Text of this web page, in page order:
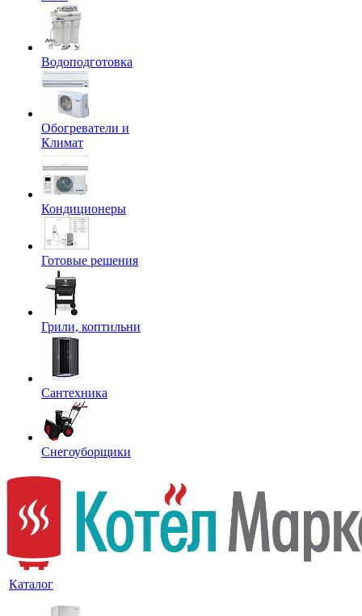
Водоподготовка
Обогреватели и
Климат
Кондиционеры
Готовые решения
Грили, коптильни
Сантехника
Снегоуборщики
Каталог